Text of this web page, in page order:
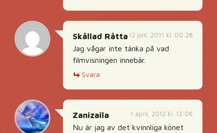
12 juni, 2011 kl. 00:28
Skållad Råtta
Jag vågar inte tänka på vad
filmvisningen innebär.
Svara
1 april, 2012 kl. 12:06
Zanizaila
Nu är jag av det kvinnliga könet